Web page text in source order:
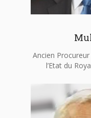
Ancien
l’Etat du